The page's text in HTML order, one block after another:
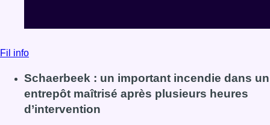
Fil info
Schaerbeek : un important incendie dans un
entrepôt maîtrisé après plusieurs heures
d’intervention